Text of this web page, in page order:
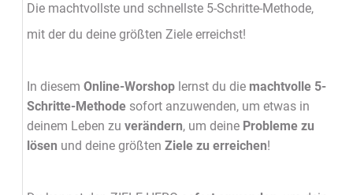
Die machtvollste und schnellste 5-Schritte-Methode,
mit der du deine größten Ziele erreichst!
In diesem Online-Worshoplernst du die machtvolle 5-
Schritte-Methodesofort anzuwenden, um etwas in
deinem Leben zu verändern, um deine Probleme zu
lösen und deine größten Ziele zu erreichen!